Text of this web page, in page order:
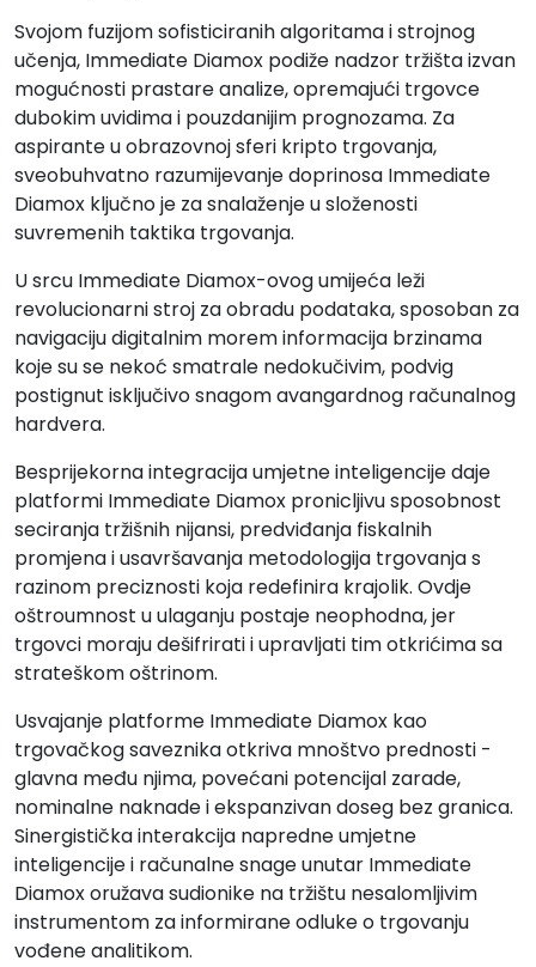
Svojom fuzijom sofisticiranih algoritama i strojnog
učenja, Immediate Diamox podiže nadzor tržišta izvan
mogućnosti prastare analize, opremajući trgovce
dubokim uvidima i pouzdanijim prognozama. Za
aspirante u obrazovnoj sferi kripto trgovanja,
sveobuhvatno razumijevanje doprinosa Immediate
Diamox ključno je za snalaženje u složenosti
suvremenih taktika trgovanja.
U srcu Immediate Diamox-ovog umijeća leži
revolucionarni stroj za obradu podataka, sposoban za
navigaciju digitalnim morem informacija brzinama
koje su se nekoć smatrale nedokučivim, podvig
postignut isključivo snagom avangardnog računalnog
hardvera.
Besprijekorna integracija umjetne inteligencije daje
platformi Immediate Diamox pronicljivu sposobnost
seciranja tržišnih nijansi, predviđanja fiskalnih
promjena i usavršavanja metodologija trgovanja s
razinom preciznosti koja redefinira krajolik. Ovdje
oštroumnost u ulaganju postaje neophodna, jer
trgovci moraju dešifrirati i upravljati tim otkrićima sa
strateškom oštrinom.
Usvajanje platforme Immediate Diamox kao
trgovačkog saveznika otkriva mnoštvo prednosti -
glavna među njima, povećani potencijal zarade,
nominalne naknade i ekspanzivan doseg bez granica.
Sinergistička interakcija napredne umjetne
inteligencije i računalne snage unutar Immediate
Diamox oružava sudionike na tržištu nesalomljivim
instrumentom za informirane odluke o trgovanju
vođene analitikom.